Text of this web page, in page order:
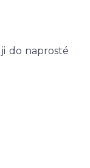
do naprosté